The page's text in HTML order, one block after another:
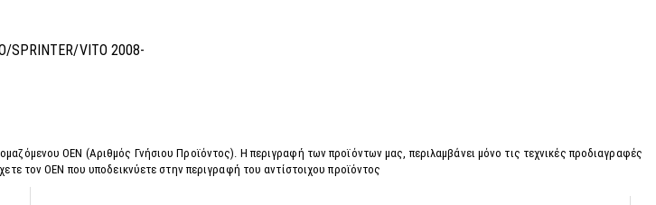
SPRINTER/VITO 2008-
OEN (Αριθμός Γνήσιου Προϊόντος). Η περιγραφή των προϊόντων μας, περιλαμβάνει μόνο τις τεχνικές προδιαγραφές
τον OEN που υποδεικνύετε στην περιγραφή του αντίστοιχου προϊόντος